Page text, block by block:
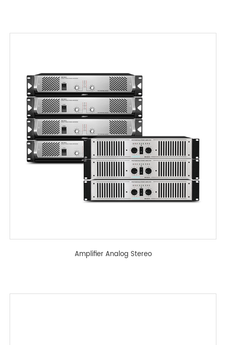
Amplifier Analog Stereo